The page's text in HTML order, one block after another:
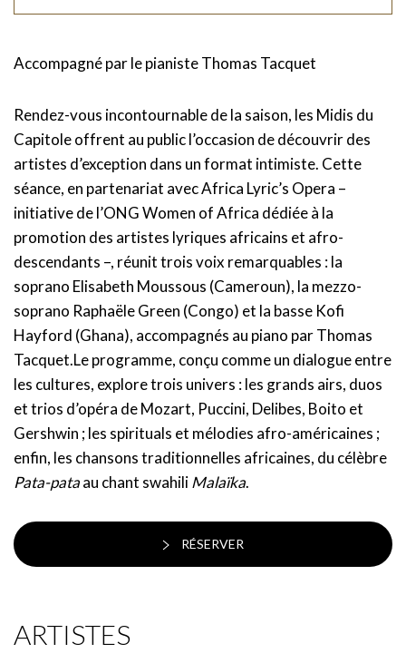
Accompagné par le pianiste Thomas Tacquet
Rendez-vous incontournable de la saison, les Midis du
Capitole offrent au public l’occasion de découvrir des
artistes d’exception dans un format intimiste. Cette
séance, en partenariat avec Africa Lyric’s Opera –
initiative de l’ONG Women of Africa dédiée à la
promotion des artistes lyriques africains et afro-
descendants –, réunit trois voix remarquables : la
soprano Elisabeth Moussous (Cameroun), la mezzo-
soprano Raphaële Green (Congo) et la basse Kofi
Hayford (Ghana), accompagnés au piano par Thomas
Tacquet.Le programme, conçu comme un dialogue entre
les cultures, explore trois univers : les grands airs, duos
et trios d’opéra de Mozart, Puccini, Delibes, Boito et
Gershwin ; les spirituals et mélodies afro-américaines ;
enfin, les chansons traditionnelles africaines, du célèbre
Pata-pataau chant swahiliMalaïka.
RÉSERVER
ARTISTES